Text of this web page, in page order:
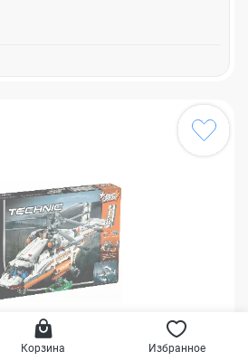
Корзина Избранное